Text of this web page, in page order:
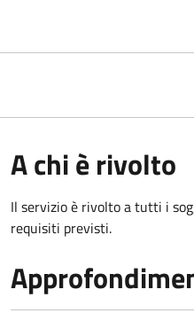
A chi è rivolto
Il servizio è rivolto a tutti i
requisiti previsti.